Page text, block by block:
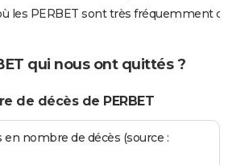
les PERBET sont très fréquemment
qui nous ont quittés ?
de décès de PERBET
nombre de décès (source :